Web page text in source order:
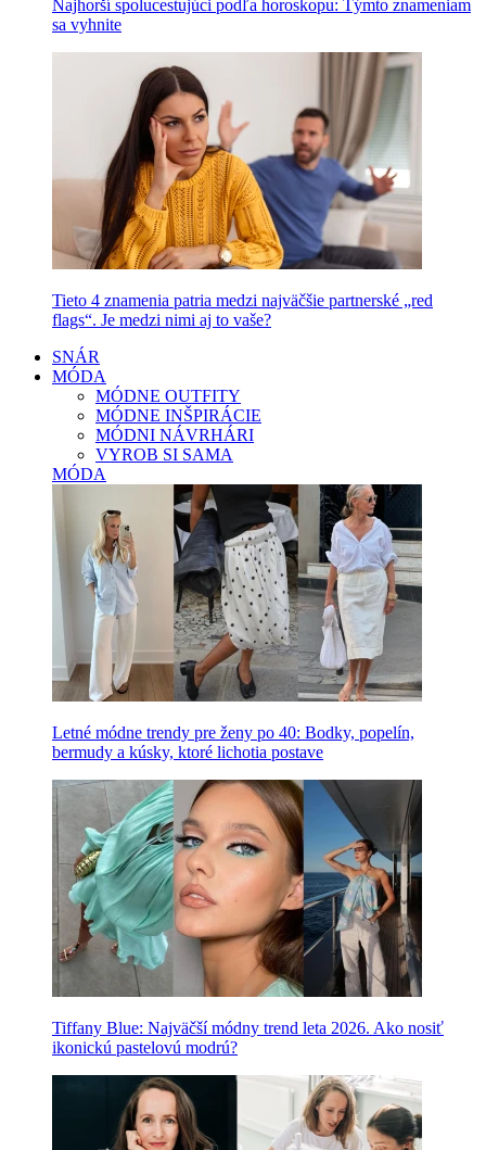
Najhorší spolucestujúci podľa horoskopu: Týmto znameniam
sa vyhnite
Tieto 4 znamenia patria medzi najväčšie partnerské „red
flags“. Je medzi nimi aj to vaše?
SNÁR
MÓDA
MÓDNE OUTFITY
MÓDNE INŠPIRÁCIE
MÓDNI NÁVRHÁRI
VYROB SI SAMA
MÓDA
Letné módne trendy pre ženy po 40: Bodky, popelín,
bermudy a kúsky, ktoré lichotia postave
Tiffany Blue: Najväčší módny trend leta 2026. Ako nosiť
ikonickú pastelovú modrú?